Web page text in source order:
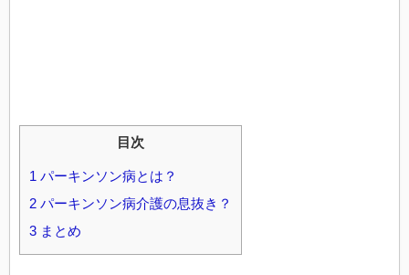
目次
1 パーキンソン病とは？
2 パーキンソン病介護の息抜き？
3 まとめ